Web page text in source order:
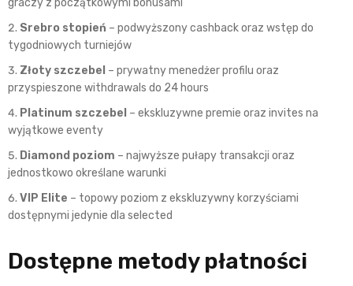
graczy z początkowymi bonusami
Srebro stopień – podwyższony cashback oraz wstęp do
tygodniowych turniejów
Złoty szczebel – prywatny menedżer profilu oraz
przyspieszone withdrawals do 24 hours
Platinum szczebel – ekskluzywne premie oraz invites na
wyjątkowe eventy
Diamond poziom – najwyższe pułapy transakcji oraz
jednostkowo określane warunki
VIP Elite – topowy poziom z ekskluzywny korzyściami
dostępnymi jedynie dla selected
Dostępne metody płatności